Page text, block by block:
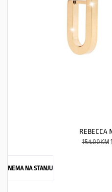
REBECCA
154.00KM
NEMA NA STANJU